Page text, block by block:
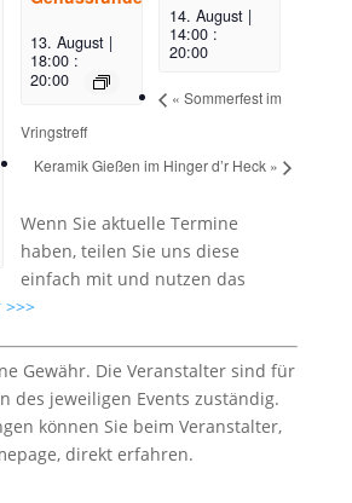
13. August |
18:00 :
20:00
14. August |
14:00 :
20:00
« Sommerfest im
Vringstreff
Keramik Gießen im Hinger d’r Heck »
Wenn Sie aktuelle Termine
haben, teilen Sie uns diese
einfach mit und nutzen das
Gewähr. Die Veranstalter sind für
des jeweiligen Events zuständig.
können Sie beim Veranstalter,
direkt erfahren.